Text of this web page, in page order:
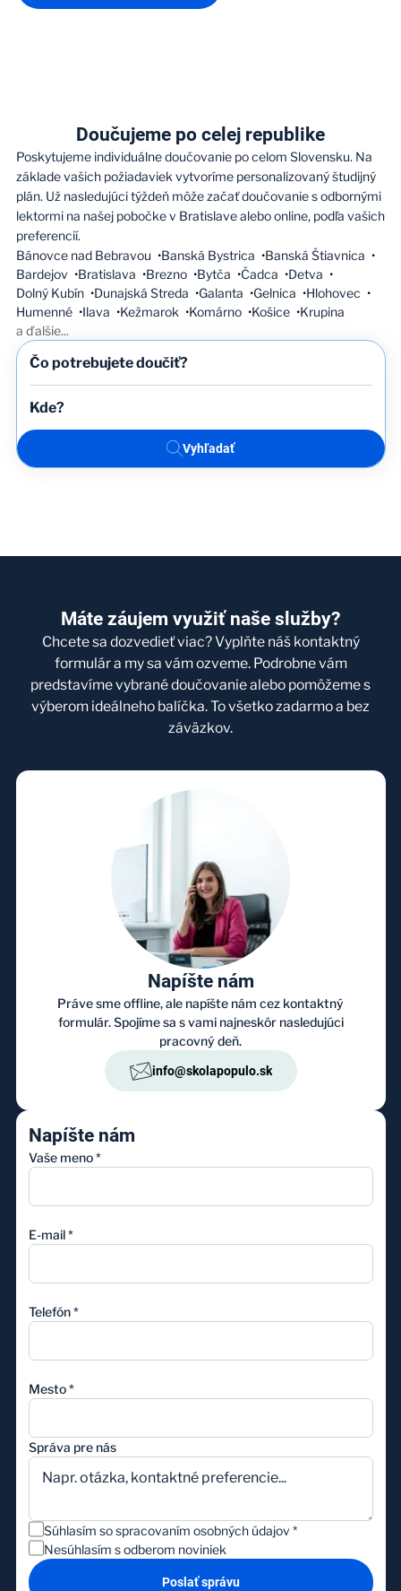
Doučujeme po celej republike
Poskytujeme individuálne doučovanie po celom Slovensku. Na
základe vašich požiadaviek vytvoríme personalizovaný študijný
plán. Už nasledujúci týždeň môže začať doučovanie s odbornými
lektormi na našej pobočke v Bratislave alebo online, podľa vašich
preferencií.
Bánovce nad Bebravou
Banská Bystrica
Banská Štiavnica
Bardejov
Bratislava Brezno Bytča Čadca
Detva
Dolný Kubín
Dunajská Streda Galanta Gelnica
Hlohovec
Humenné
Ilava Kežmarok Komárno Košice
Krupina
a ďalšie...
Vyhľadať
Máte záujem využiť naše služby?
Chcete sa dozvedieť viac? Vyplňte náš kontaktný
formulár a my sa vám ozveme. Podrobne vám
predstavíme vybrané doučovanie alebo pomôžeme s
výberom ideálneho balíčka. To všetko zadarmo a bez
záväzkov.
Napíšte nám
Práve sme offline, ale napíšte nám cez kontaktný
formulár. Spojíme sa s vami najneskôr nasledujúci
pracovný deň.
info@skolapopulo.sk
Napíšte nám
Vaše meno *
E-mail *
Telefón *
Mesto *
Správa pre nás
Súhlasím so spracovaním osobných údajov *
Nesúhlasím s odberom noviniek
Poslať správu